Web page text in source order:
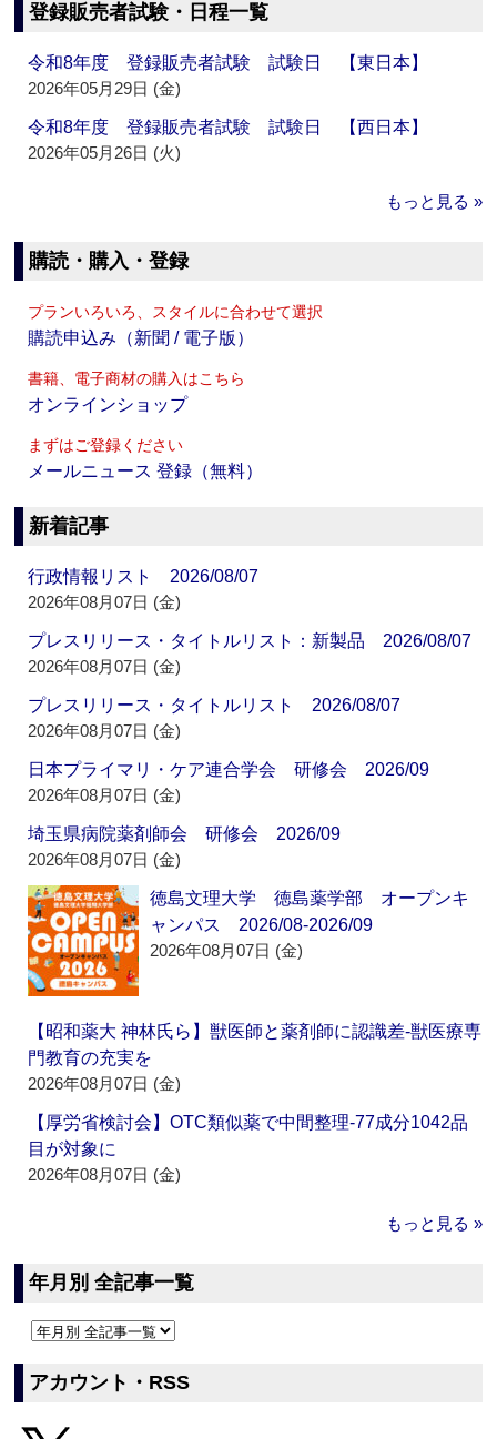
登録販売者試験・日程一覧
令和8年度 登録販売者試験 試験日 【東日本】
2026年05月29日 (金)
令和8年度 登録販売者試験 試験日 【西日本】
2026年05月26日 (火)
もっと見る »
購読・購入・登録
プランいろいろ、スタイルに合わせて選択
購読申込み（新聞 / 電子版）
書籍、電子商材の購入はこちら
オンラインショップ
まずはご登録ください
メールニュース 登録（無料）
新着記事
行政情報リスト 2026/08/07
2026年08月07日 (金)
プレスリリース・タイトルリスト：新製品 2026/08/07
2026年08月07日 (金)
プレスリリース・タイトルリスト 2026/08/07
2026年08月07日 (金)
日本プライマリ・ケア連合学会 研修会 2026/09
2026年08月07日 (金)
埼玉県病院薬剤師会 研修会 2026/09
2026年08月07日 (金)
徳島文理大学 徳島薬学部 オープンキ
ャンパス 2026/08-2026/09
2026年08月07日 (金)
【昭和薬大 神林氏ら】獣医師と薬剤師に認識差‐獣医療専
門教育の充実を
2026年08月07日 (金)
【厚労省検討会】OTC類似薬で中間整理‐77成分1042品
目が対象に
2026年08月07日 (金)
もっと見る »
年月別 全記事一覧
アカウント・RSS